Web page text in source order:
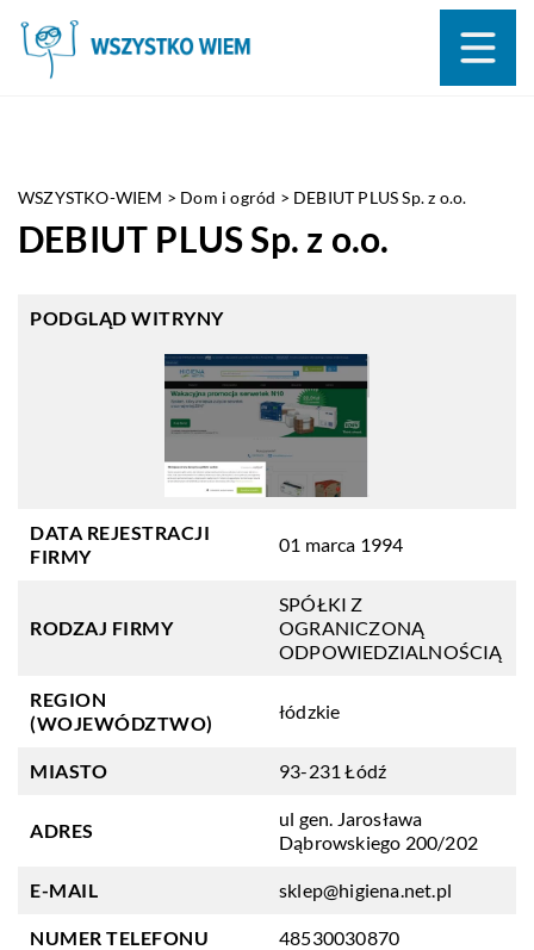
WSZYSTKO-WIEM > Dom i ogród > DEBIUT PLUS Sp. z o.o.
DEBIUT PLUS Sp. z o.o.
PODGLĄD WITRYNY
DATA REJESTRACJI
FIRMY
01 marca 1994
RODZAJ FIRMY
SPÓŁKI Z
OGRANICZONĄ
ODPOWIEDZIALNOŚCIĄ
REGION
(WOJEWÓDZTWO)
łódzkie
MIASTO 93-231 Łódź
ADRES
ul gen. Jarosława
Dąbrowskiego 200/202
E-MAIL sklep@higiena.net.pl
NUMER TELEFONU 48530030870